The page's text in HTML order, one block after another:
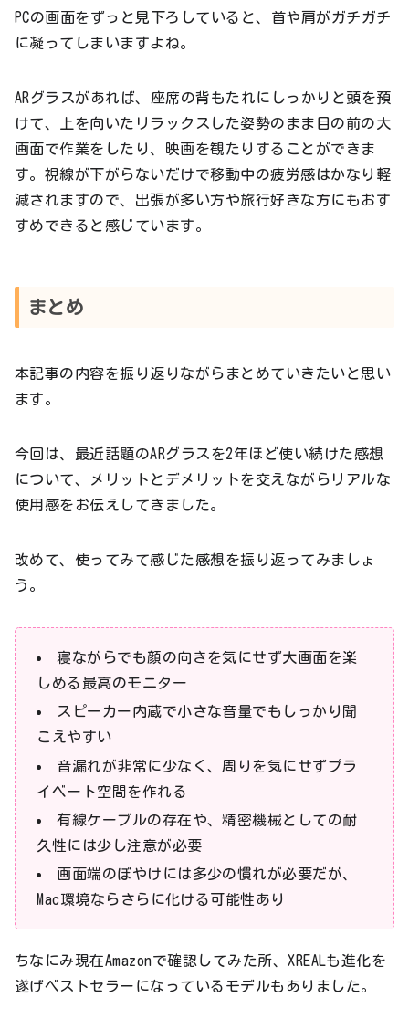
PCの画面をずっと見下ろしていると、首や肩がガチガチ
に凝ってしまいますよね。
ARグラスがあれば、座席の背もたれにしっかりと頭を預
けて、上を向いたリラックスした姿勢のまま目の前の大
画面で作業をしたり、映画を観たりすることができま
す。視線が下がらないだけで移動中の疲労感はかなり軽
減されますので、出張が多い方や旅行好きな方にもおす
すめできると感じています。
まとめ
本記事の内容を振り返りながらまとめていきたいと思い
ます。
今回は、最近話題のARグラスを2年ほど使い続けた感想
について、メリットとデメリットを交えながらリアルな
使用感をお伝えしてきました。
改めて、使ってみて感じた感想を振り返ってみましょ
う。
寝ながらでも顔の向きを気にせず大画面を楽
しめる最高のモニター
スピーカー内蔵で小さな音量でもしっかり聞
こえやすい
音漏れが非常に少なく、周りを気にせずプラ
イベート空間を作れる
有線ケーブルの存在や、精密機械としての耐
久性には少し注意が必要
画面端のぼやけには多少の慣れが必要だが、
Mac環境ならさらに化ける可能性あり
ちなにみ現在Amazonで確認してみた所、XREALも進化を
遂げベストセラーになっているモデルもありました。